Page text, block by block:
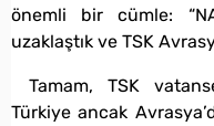
önemli bir cümle:
uzaklaştık ve TSK
Tamam, TSK
Türkiye ancak